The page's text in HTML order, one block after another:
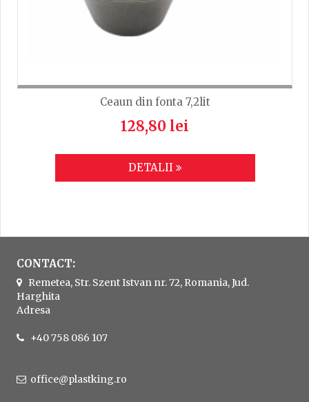
Ceaun din fonta 7,2lit
128,80 lei
DETALII
CONTACT:
Remetea, Str. Szent Istvan nr. 72, Romania, Jud.
Harghita
Adresa
+40 758 086 107
office@plastking.ro